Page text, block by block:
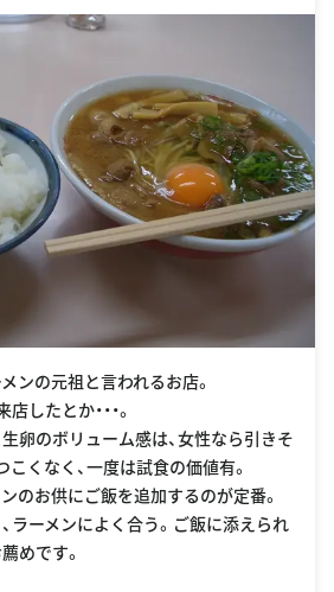
ンの元祖と言われるお店。
したとか・・・。
卵のボリューム感は、女性なら引きそ
こくなく、一度は試食の価値有。
のお供にご飯を追加するのが定番。
、ラーメンによく合う。ご飯に添えられ
めです。